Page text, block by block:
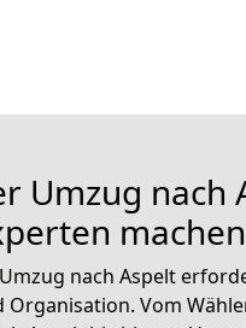
Umzug nach
nach Aspelt
Vom